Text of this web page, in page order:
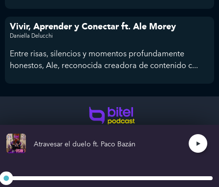
Vivir, Aprender y Conectar ft. Ale Morey
Daniella Delucchi
Entre risas, silencios y momentos profundamente
honestos, Ale, reconocida creadora de contenido c...
Colaboramos con grandes marcas y personas.
Creemos grande juntos.
Términos y condiciones
Atravesar el duelo ft. Paco Bazán